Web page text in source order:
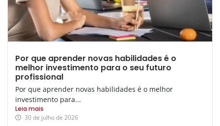
Por que aprender novas habilidades é o
melhor investimento para o seu futuro
profissional
Por que aprender novas habilidades é o melhor
investimento para...
Leia mais
30 de julho de 2026